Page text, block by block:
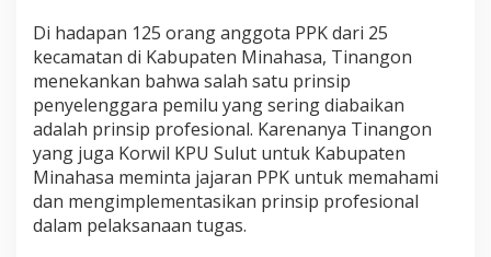
Di hadapan 125 orang anggota PPK dari 25
kecamatan di Kabupaten Minahasa, Tinangon
menekankan bahwa salah satu prinsip
penyelenggara pemilu yang sering diabaikan
adalah prinsip profesional. Karenanya Tinangon
yang juga Korwil KPU Sulut untuk Kabupaten
Minahasa meminta jajaran PPK untuk memahami
dan mengimplementasikan prinsip profesional
dalam pelaksanaan tugas.